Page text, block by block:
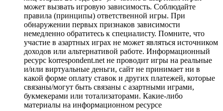
может вызвать игровую зависимость. Соблюдайте
правила (принципы) ответственной игры. При
обнаружении первых признаков зависимости
немедленно обратитесь к специалисту. Помните, что
участие в азартных играх не может являться источником
доходов или альтернативой работе. Информационный
ресурс korrespondent.net не проводит игры на реальные
и/или виртуальные деньги, сайт не принимает ни в
какой форме оплату ставок и других платежей, которые
связаны/могут быть связаны с азартными играми,
букмекерами или тотализаторами. Какие-либо
материалы на информационном ресурсе